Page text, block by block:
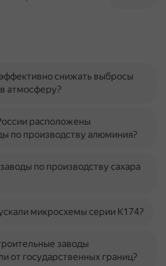
снижать выбросы
атмосферу?
расположены
по производству алюминия?
по производству сахара
микросхемы серии К174?
заводы
от государственных границ?